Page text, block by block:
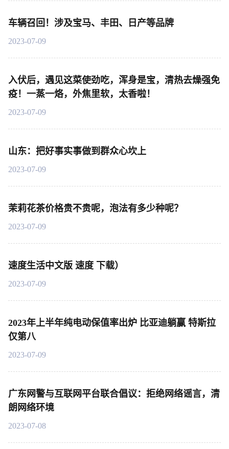
车辆召回！涉及宝马、丰田、日产等品牌
2023-07-09
入伏后，遇见这菜使劲吃，浑身是宝，清热去燥强免
疫！一蒸一烙，外焦里软，太香啦！
2023-07-09
山东：把好事实事做到群众心坎上
2023-07-09
茉莉花茶价格贵不贵呢，泡法有多少种呢？
2023-07-09
速度生活中文版 速度 下载）
2023-07-09
2023年上半年纯电动保值率出炉 比亚迪躺赢 特斯拉
仅第八
2023-07-09
广东网警与互联网平台联合倡议：拒绝网络谣言，清
朗网络环境
2023-07-08